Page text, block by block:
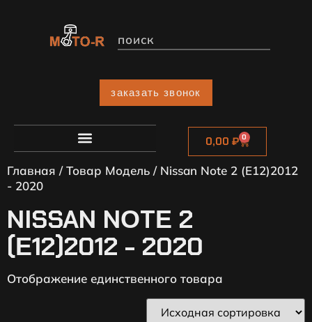
заказать звонок
0,00 ₽ 0
Главная / Товар Модель / Nissan Nоtе 2 (Е12)2012
- 2020
NISSAN NОTЕ 2
(Е12)2012 - 2020
Отображение единственного товара